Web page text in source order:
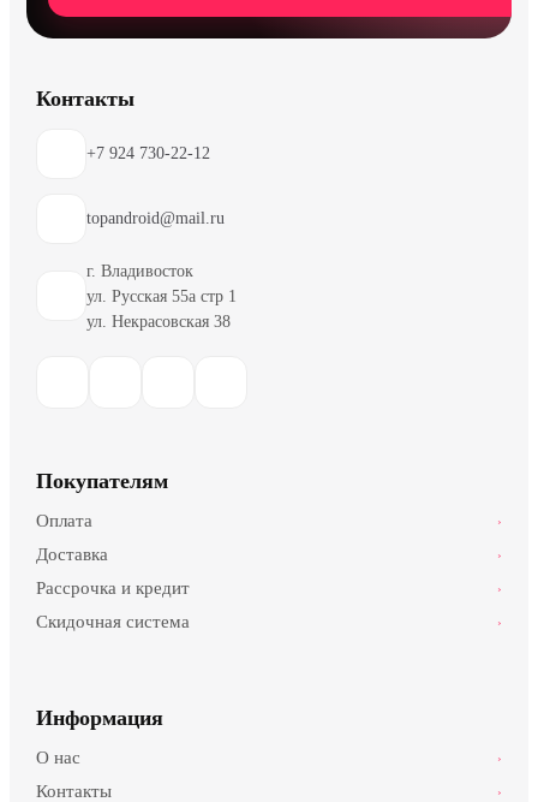
Контакты
+7 924 730-22-12
topandroid@mail.ru
г. Владивосток
ул. Русская 55а стр 1
ул. Некрасовская 38
Покупателям
Оплата ›
Доставка ›
Рассрочка и кредит ›
Скидочная система ›
Информация
О нас ›
Контакты ›